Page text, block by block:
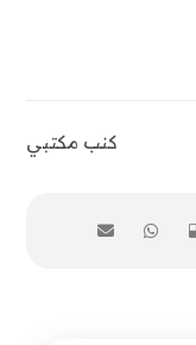
كنب مكتبي